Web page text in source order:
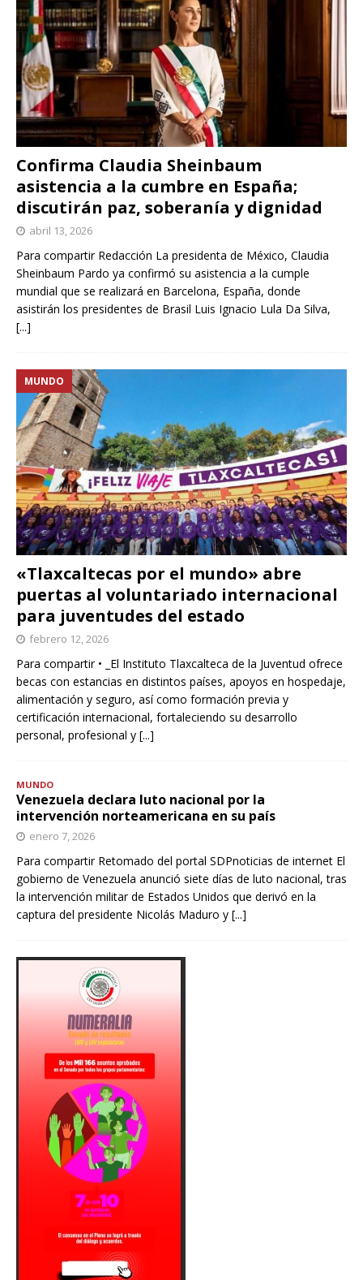
Confirma Claudia Sheinbaum
asistencia a la cumbre en España;
discutirán paz, soberanía y dignidad
abril 13, 2026
Para compartir Redacción La presidenta de México, Claudia
Sheinbaum Pardo ya confirmó su asistencia a la cumple
mundial que se realizará en Barcelona, España, donde
asistirán los presidentes de Brasil Luis Ignacio Lula Da Silva,
[...]
«Tlaxcaltecas por el mundo» abre
puertas al voluntariado internacional
para juventudes del estado
MUNDO
febrero 12, 2026
Para compartir • _El Instituto Tlaxcalteca de la Juventud ofrece
becas con estancias en distintos países, apoyos en hospedaje,
alimentación y seguro, así como formación previa y
certificación internacional, fortaleciendo su desarrollo
personal, profesional y [...]
MUNDO
Venezuela declara luto nacional por la
intervención norteamericana en su país
enero 7, 2026
Para compartir Retomado del portal SDPnoticias de internet El
gobierno de Venezuela anunció siete días de luto nacional, tras
la intervención militar de Estados Unidos que derivó en la
captura del presidente Nicolás Maduro y [...]